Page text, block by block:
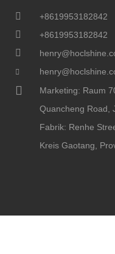
+8619953182842
+8619953182842
Marketing: Raum
Quancheng Road,
Fabrik: Renhe
Kreis Gaotang,